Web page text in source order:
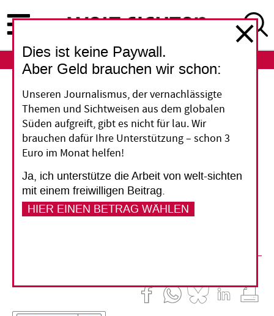
zum
Inhalt
ABO
Frankreich und Afrika
Macrons Neustart
Frankreichs Präsident hat Initiativen für eine
neue Afrika-Politik ergriffen. Warum aber die
alte Sahel-Politik fortgeführt wird und den
Neustart vereitelt, erklärt ein Papier der SWP
Dies ist keine Paywall.
Aber Geld brauchen wir schon:
Unseren Journalismus, der vernachlässigte
Themen und Sichtweisen aus dem globalen
Süden aufgreift, gibt es nicht für lau. Wir
brauchen dafür Ihre Unterstützung – schon 3
Euro im Monat helfen!
Ja, ich unterstütze die Arbeit von welt-sichten
mit einem freiwilligen Beitrag.
HIER EINEN BETRAG WÄHLEN